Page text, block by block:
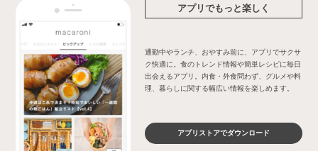
アプリでもっと楽しく
通勤中やランチ、おやすみ前に、アプリでサクサ
ク快適に。食のトレンド情報や簡単レシピに毎日
出会えるアプリ。内食・外食問わず、グルメや料
理、暮らしに関する幅広い情報を楽しめます。
アプリストアでダウンロード